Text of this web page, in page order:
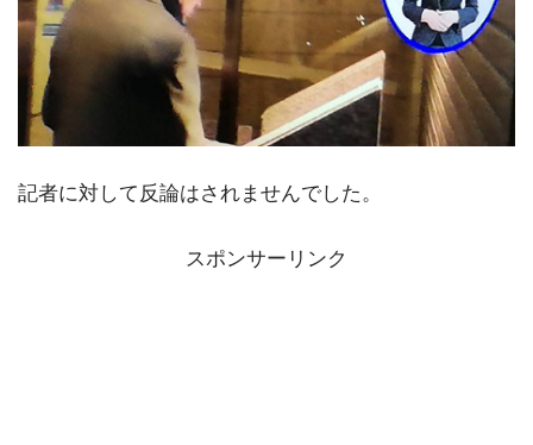
記者に対して反論はされませんでした。
スポンサーリンク